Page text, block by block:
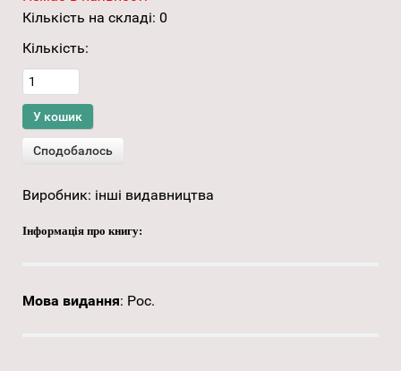
Кількість на складі: 0
Кількість:
Виробник: інші видавництва
Інформація про книгу:
Мова видання: Рос.